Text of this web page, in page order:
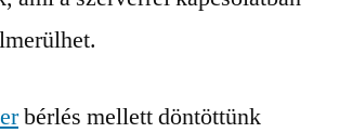
bérlés mellett döntöttünk